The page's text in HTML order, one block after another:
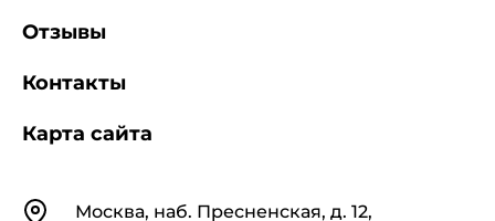
КонтактыМосква, наб. Пресненская, д. 12,
Отзывы
Контакты
Карта сайта